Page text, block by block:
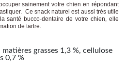
sainement votre chien en répondant
Ce snack naturel est aussi très utile
santé bucco-dentaire de votre chien, elle
de tartre.
grasses 1,3 %, cellulose
0,7 %